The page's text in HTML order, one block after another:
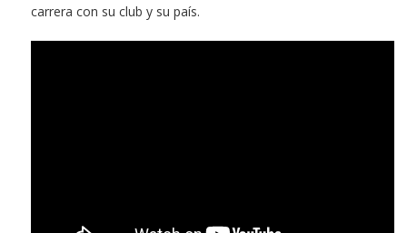
carrera con su club y su país.